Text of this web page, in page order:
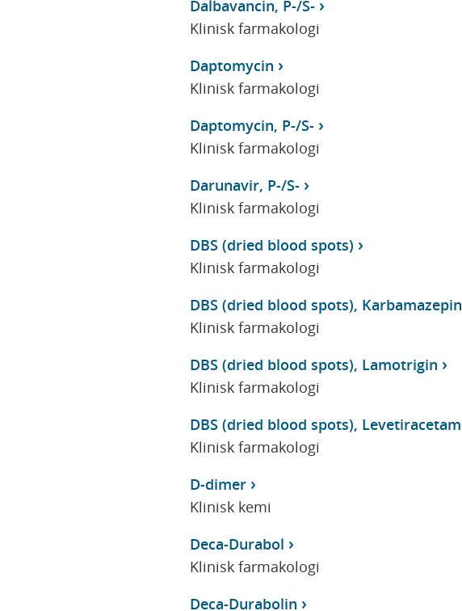
Dalbavancin, P-/S-
Klinisk farmakologi
Daptomycin
Klinisk farmakologi
Daptomycin, P-/S-
Klinisk farmakologi
Darunavir, P-/S-
Klinisk farmakologi
DBS (dried blood spots)
Klinisk farmakologi
DBS (dried blood spots), Karbamazepin
Klinisk farmakologi
DBS (dried blood spots), Lamotrigin
Klinisk farmakologi
DBS (dried blood spots), Levetiracetam
Klinisk farmakologi
D-dimer
Klinisk kemi
Deca-Durabol
Klinisk farmakologi
Deca-Durabolin